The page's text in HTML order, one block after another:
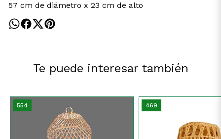
57 cm de diámetro x 23 cm de alto
Te puede interesar también
554 469